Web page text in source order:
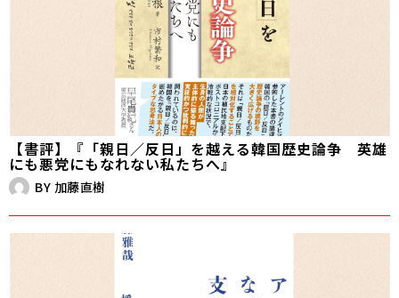
【書評】『「親日／反日」を越える韓国歴史論争 英雄
にも悪党にもなれない私たちへ』
BY 加藤直樹